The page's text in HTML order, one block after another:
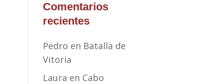
Comentarios
recientes
Pedro en Batalla de
Vitoria
Laura en Cabo